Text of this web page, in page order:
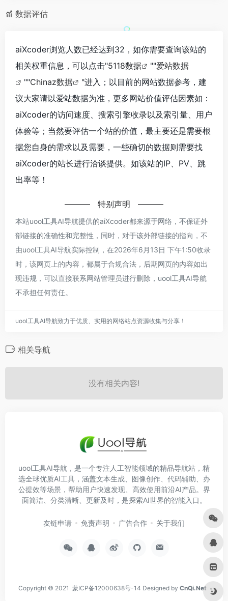
数据评估
aiXcoder浏览人数已经达到32，如你需要查询该站的
相关权重信息，可以点击"5118数据 ""爱站数据
""Chinaz数据
"进入；以目前的网站数据参考，建
议大家请以爱站数据为准，更多网站价值评估因素如：
aiXcoder的访问速度、搜索引擎收录以及索引量、用户
体验等；当然要评估一个站的价值，最主要还是需要根
据您自身的需求以及需要，一些确切的数据则需要找
aiXcoder的站长进行洽谈提供。如该站的IP、PV、跳
出率等！
特别声明
本站uool工具AI导航提供的aiXcoder都来源于网络，不保证外
部链接的准确性和完整性，同时，对于该外部链接的指向，不
由uool工具AI导航实际控制，在2026年6月13日 下午1:50收录
时，该网页上的内容，都属于合规合法，后期网页的内容如出
现违规，可以直接联系网站管理员进行删除，uool工具AI导航
不承担任何责任。
uool工具AI导航致力于优质、实用的网络站点资源收集与分享！
相关导航
没有相关内容!
uool工具AI导航，是一个专注人工智能领域的精品导航站，精
选全球优质AI工具，涵盖文本生成、图像创作、代码辅助、办
公提效等场景，帮助用户快速发现、高效使用前沿AI产品。界
面简洁、分类清晰、更新及时，是探索AI世界的智能入口。
友链申请 免责声明 广告合作 关于我们
Copyright © 2021 蒙ICP备12000638号-14 Designed by CnQi.Net